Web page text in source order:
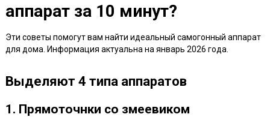
аппарат за 10 минут?
Эти советы помогут вам найти идеальный самогонный аппарат
для дома. Информация актуальна на январь 2026 года.
Выделяют 4 типа аппаратов
1. Прямоточнки со змеевиком